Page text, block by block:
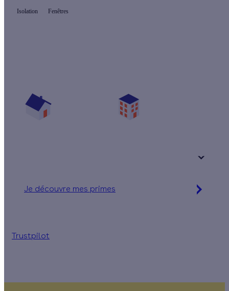
Isolation Fenêtres
Je découvre mes primes
Trustpilot